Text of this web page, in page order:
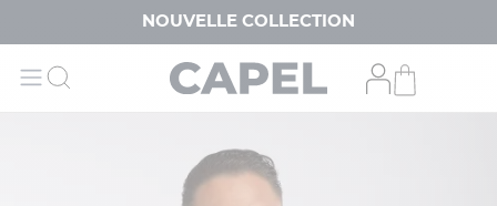
NOUVELLE COLLECTION